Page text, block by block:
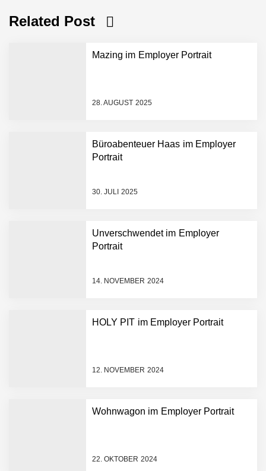
Related Post
Mazing im Employer Portrait
28. AUGUST 2025
Büroabenteuer Haas im Employer
Portrait
30. JULI 2025
Unverschwendet im Employer
Portrait
14. NOVEMBER 2024
HOLY PIT im Employer Portrait
12. NOVEMBER 2024
Wohnwagon im Employer Portrait
22. OKTOBER 2024
Portrait
Tabuthema Schwitzen?
Dieses Salzburger Startup
hat die Lösung!
Fabian Rauch von Crqlar
Crqlar: Wie ein
Manuel Messner von
Mazing: Verwandelt